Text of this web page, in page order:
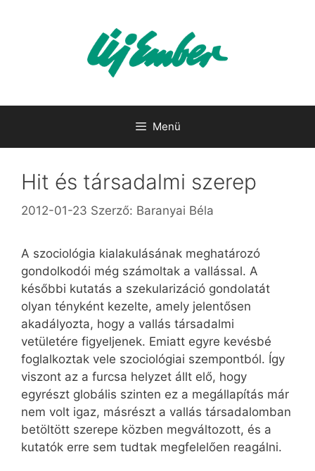
Menü
Hit és társadalmi szerep
2012-01-23 Szerző: Baranyai Béla
A szociológia kialakulásának meghatározó
gondolkodói még számoltak a vallással. A
későbbi kutatás a szekularizáció gondolatát
olyan tényként kezelte, amely jelentősen
akadályozta, hogy a vallás társadalmi
vetületére figyeljenek. Emiatt egyre kevésbé
foglalkoztak vele szociológiai szempontból. Így
viszont az a furcsa helyzet állt elő, hogy
egyrészt globális szinten ez a megállapítás már
nem volt igaz, másrészt a vallás társadalomban
betöltött szerepe közben megváltozott, és a
kutatók erre sem tudtak megfelelően reagálni.